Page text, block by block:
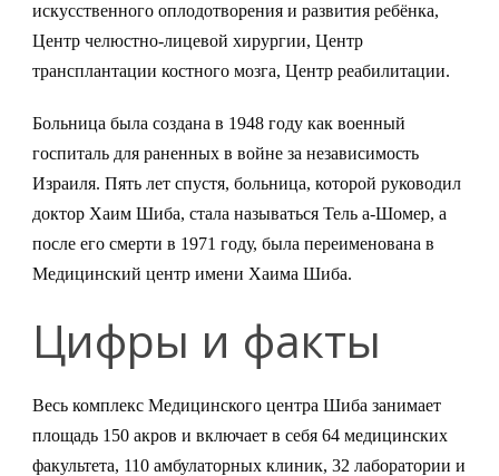
искусственного оплодотворения и развития ребёнка,
Центр челюстно-лицевой хирургии, Центр
трансплантации костного мозга, Центр реабилитации.
Больница была создана в 1948 году как военный
госпиталь для раненных в войне за независимость
Израиля. Пять лет спустя, больница, которой руководил
доктор Хаим Шиба, стала называться Тель а-Шомер, а
после его смерти в 1971 году, была переименована в
Медицинский центр имени Хаима Шиба.
Цифры и факты
Весь комплекс Медицинского центра Шиба занимает
площадь 150 акров и включает в себя 64 медицинских
факультета, 110 амбулаторных клиник, 32 лаборатории и